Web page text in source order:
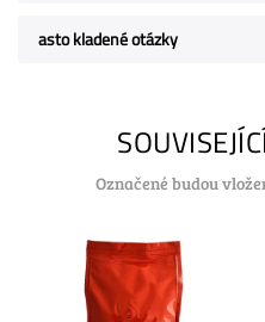
asto kladené otázky
Označené budou